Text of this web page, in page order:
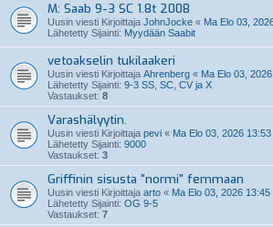
M: Saab 9-3 SC 1.8t 2008
Uusin viesti Kirjoittaja JohnJocke « Ma Elo 03,
Lähetetty Sijainti: Myydään Saabit
vetoakselin tukilaakeri
Uusin viesti Kirjoittaja Ahrenberg « Ma Elo 03,
Lähetetty Sijainti: 9-3 SS, SC, CV ja X
Vastaukset: 8
Varashälyytin.
Uusin viesti Kirjoittaja pevi « Ma Elo 03, 2026 13:53
Lähetetty Sijainti: 9000
Vastaukset: 3
Griffinin sisusta "normi" femmaan
Uusin viesti Kirjoittaja arto « Ma Elo 03, 2026 13:45
Lähetetty Sijainti: OG 9-5
Vastaukset: 7